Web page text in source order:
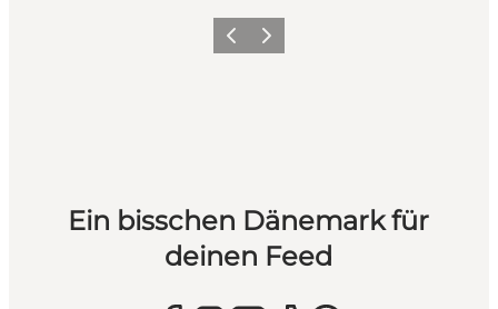
ZurückWeiter
Ein bisschen Dänemark für
deinen Feed